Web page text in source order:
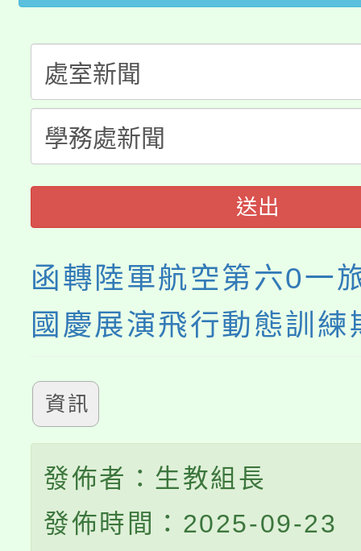
者。
大溪自造教育及科技中
份教師研習
淨零綠生活教案入校路
會
115年食農教育專業人
程
送出
函轉陸軍航空第六0一
國慶展演飛行動態訓練
資訊
發佈者：生教組長
發佈時間：2025-09-23